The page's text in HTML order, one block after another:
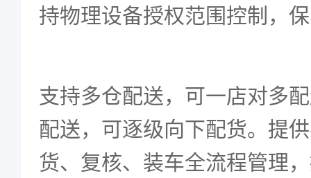
持物理设备授权范围控制，
支持多仓配送，可一店对多
配送，可逐级向下配货。提
货、复核、装车全流程管理，